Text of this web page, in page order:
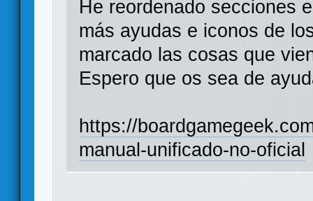
He reordenado secciones
más ayudas e iconos de
marcado las cosas que
Espero que os sea de
https://
manual-unificado-no-oficial